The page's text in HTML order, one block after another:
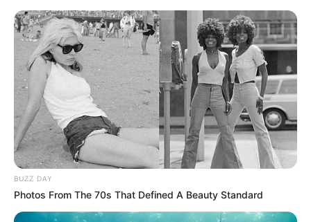
BUZZ DAY
Photos From The 70s That Defined A Beauty Standard